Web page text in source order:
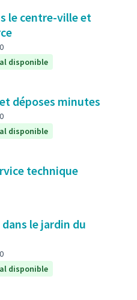
le centre-ville et
0
disponible
déposes minutes
0
disponible
technique
le jardin du
0
disponible